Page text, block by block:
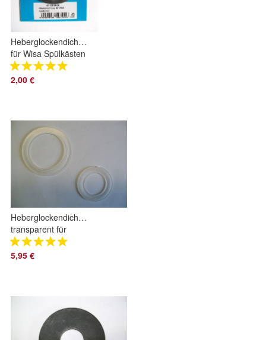
Heberglockendichtung
für Wisa Spülkästen
65 x 23,5 x 3
Glockendichtung
2,00 €
Heberglockendichtung
transparent für
Grohe Dal
Spülkästen 65 x 48
5,95 €